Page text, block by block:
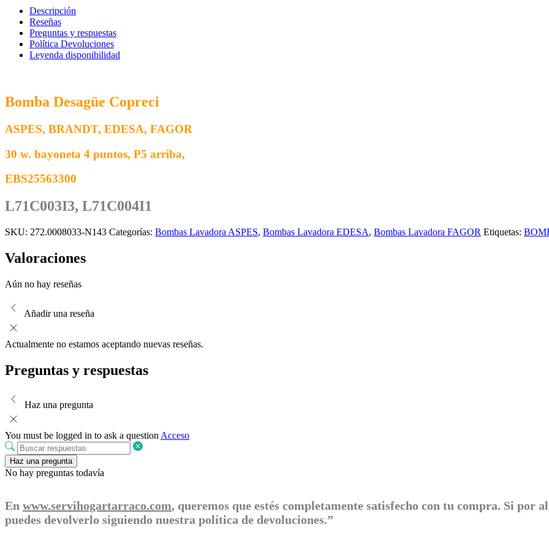
EBS2556-
3300
FAGOR
EDESA
L71C003I3
Descripción
Reseñas
Preguntas y respuestas
Política Devoluciones
Leyenda disponibilidad
Bomba Desagüe Copreci
ASPES, BRANDT, EDESA, FAGOR
30 w. bayoneta 4 puntos, P5 arriba,
EBS25563300
L71C003I3, L71C004I1
SKU: 272.0008033-N143 Categorías: Bombas Lavadora ASPES, Bombas Lavadora EDESA, Bombas Lavadora FAGOR Etiquetas:
Valoraciones
Aún no hay reseñas
Añadir una reseña
Actualmente no estamos aceptando nuevas reseñas.
Preguntas y respuestas
Haz una pregunta
You must be logged in to ask a question Acceso
Haz una pregunta
No hay preguntas todavía
En www.servihogartarraco.com, queremos que estés completamente satisfecho con tu compra. Si por
puedes devolverlo siguiendo nuestra política de devoluciones.”